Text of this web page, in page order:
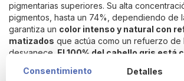
pigmentarias superiores. Su alta
pigmentos, hasta un 74%, dependiendo de
garantiza un color intenso y natural con
matizados que actúa como un refuerzo de
desvanece. El 100% del cabello gris está
Consentimiento Detalles